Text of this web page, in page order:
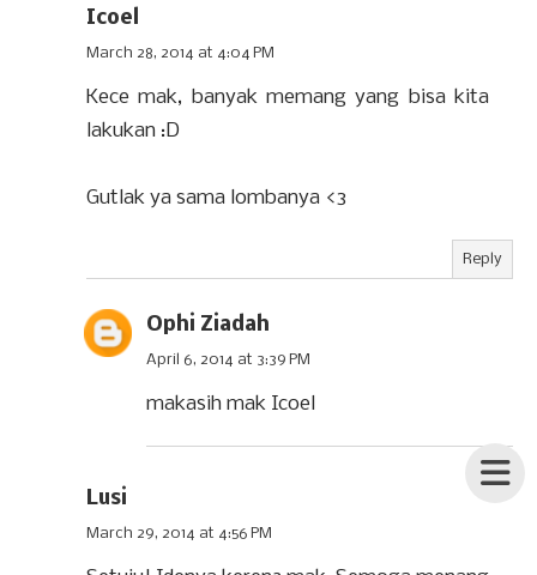
Icoel
March 28, 2014 at 4:04 PM
Kece mak, banyak memang yang bisa kita
lakukan :D
Gutlak ya sama lombanya <3
Reply
Ophi Ziadah
April 6, 2014 at 3:39 PM
makasih mak Icoel
Lusi
March 29, 2014 at 4:56 PM